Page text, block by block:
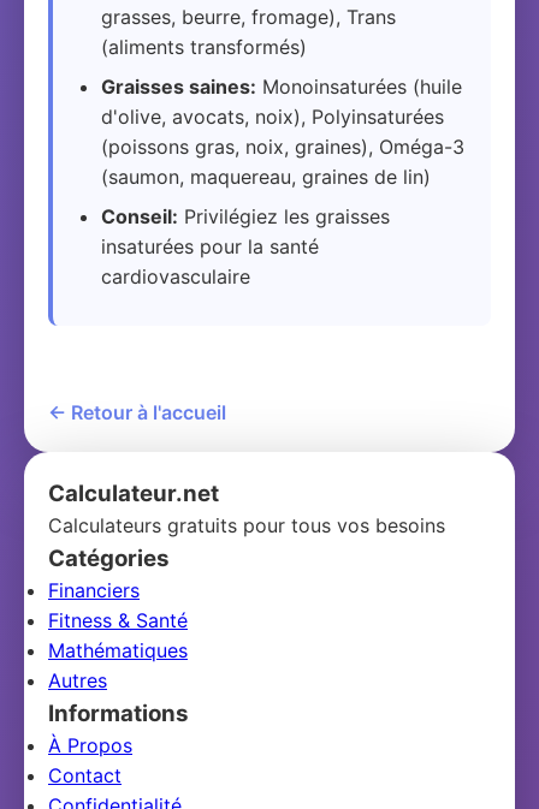
grasses, beurre, fromage), Trans
(aliments transformés)
Graisses saines: Monoinsaturées (huile
d'olive, avocats, noix), Polyinsaturées
(poissons gras, noix, graines), Oméga-3
(saumon, maquereau, graines de lin)
Conseil: Privilégiez les graisses
insaturées pour la santé
cardiovasculaire
← Retour à l'accueil
Calculateur.net
Calculateurs gratuits pour tous vos besoins
Catégories
Financiers
Fitness & Santé
Mathématiques
Autres
Informations
À Propos
Contact